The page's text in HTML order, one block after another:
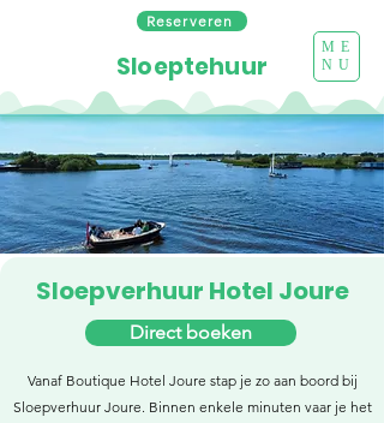
Reserveren
ME
NU
Sloeptehuur
Sloepverhuur Hotel Joure
Direct boeken
Vanaf Boutique Hotel Joure stap je zo aan boord bij
Sloepverhuur Joure. Binnen enkele minuten vaar je het